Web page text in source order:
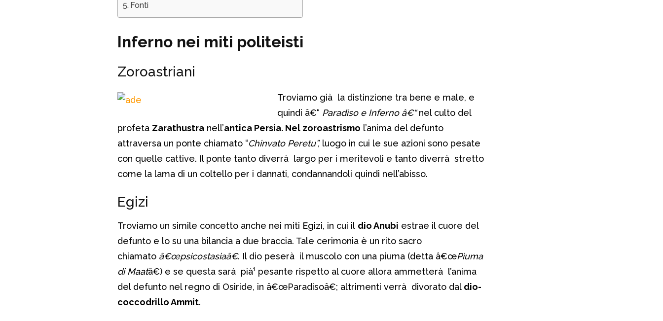
Fonti
Inferno nei miti politeisti
Zoroastriani
Troviamo già la distinzione tra bene e male, e
quindi â€“ Paradiso e Inferno â€“nel culto del
profeta Zarathustra nell’antica Persia. Nel zoroastrismo l’anima del defunto
attraversa un ponte chiamato “Chinvato Peretu”, luogo in cui le sue azioni sono pesate
con quelle cattive. Il ponte tanto diverrà largo per i meritevoli e tanto diverrà stretto
come la lama di un coltello per i dannati, condannandoli quindi nell’abisso.
Egizi
Troviamo un simile concetto anche nei miti Egizi, in cui il dio Anubi estrae il cuore del
defunto e lo su una bilancia a due braccia. Tale cerimonia è un rito sacro
chiamato â€œpsicostasiaâ€. Il dio peserà il muscolo con una piuma (detta â€œPiuma
di Maatâ€) e se questa sarà pià¹ pesante rispetto al cuore allora ammetterà l’anima
del defunto nel regno di Osiride, in â€œParadisoâ€; altrimenti verrà divorato dal dio-
coccodrillo Ammit.